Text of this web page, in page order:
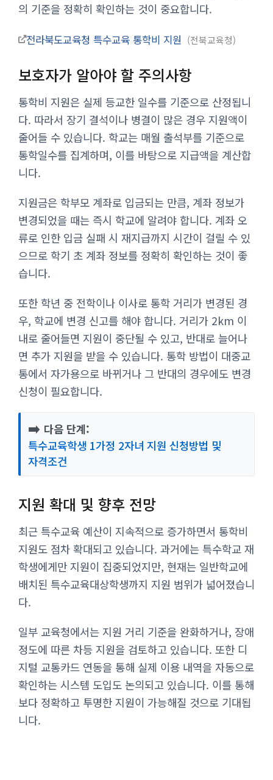
의 기준을 정확히 확인하는 것이 중요합니다.
전라북도교육청 특수교육 통학비 지원 전북교육청
보호자가 알아야 할 주의사항
통학비 지원은 실제 등교한 일수를 기준으로 산정됩니
다. 따라서 장기 결석이나 병결이 많은 경우 지원액이
줄어들 수 있습니다. 학교는 매월 출석부를 기준으로
통학일수를 집계하며, 이를 바탕으로 지급액을 계산합
니다.
지원금은 학부모 계좌로 입금되는 만큼, 계좌 정보가
변경되었을 때는 즉시 학교에 알려야 합니다. 계좌 오
류로 인한 입금 실패 시 재지급까지 시간이 걸릴 수 있
으므로 학기 초 계좌 정보를 정확히 확인하는 것이 좋
습니다.
또한 학년 중 전학이나 이사로 통학 거리가 변경된 경
우, 학교에 변경 신고를 해야 합니다. 거리가 2km 이
내로 줄어들면 지원이 중단될 수 있고, 반대로 늘어나
면 추가 지원을 받을 수 있습니다. 통학 방법이 대중교
통에서 자가용으로 바뀌거나 그 반대의 경우에도 변경
신청이 필요합니다.
➡️ 다음 단계:
특수교육학생 1가정 2자녀 지원 신청방법 및
자격조건
지원 확대 및 향후 전망
최근 특수교육 예산이 지속적으로 증가하면서 통학비
지원도 점차 확대되고 있습니다. 과거에는 특수학교 재
학생에게만 지원이 집중되었지만, 현재는 일반학교에
배치된 특수교육대상학생까지 지원 범위가 넓어졌습니
다.
일부 교육청에서는 지원 거리 기준을 완화하거나, 장애
정도에 따른 차등 지원을 검토하고 있습니다. 또한 디
지털 교통카드 연동을 통해 실제 이용 내역을 자동으로
확인하는 시스템 도입도 논의되고 있습니다. 이를 통해
보다 정확하고 투명한 지원이 가능해질 것으로 기대됩
니다.